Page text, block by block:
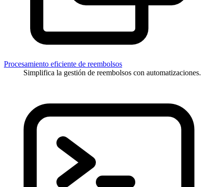
Procesamiento eficiente de reembolsos
Simplifica la gestión de reembolsos con automatizaciones.